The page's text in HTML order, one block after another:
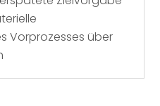
Vorprozesses über